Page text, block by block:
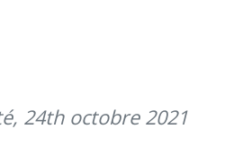
les dons – raid
eux » en canoë sur
24th octobre 2021